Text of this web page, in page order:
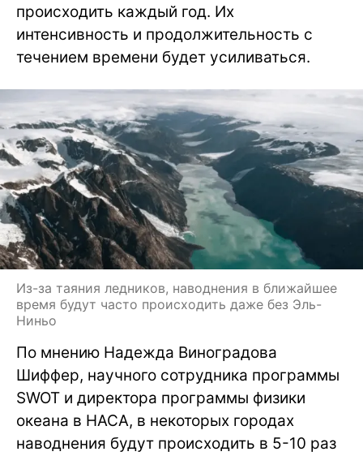
происходить каждый год. Их
интенсивность и продолжительность с
течением времени будет усиливаться.
Из-за таяния ледников, наводнения в ближайшее
время будут часто происходить даже без Эль-
Ниньо
По мнению Надежда Виноградова
Шиффер, научного сотрудника программы
SWOT и директора программы физики
океана в НАСА, в некоторых городах
наводнения будут происходить в 5-10 раз